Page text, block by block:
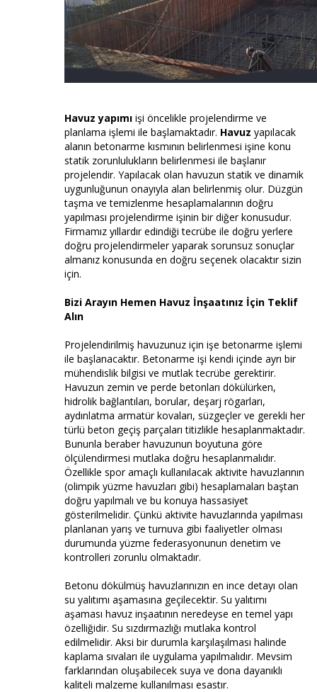
Havuz yapımı işi öncelikle projelendirme ve
planlama işlemi ile başlamaktadır. Havuz yapılacak
alanın betonarme kısmının belirlenmesi işine konu
statik zorunlulukların belirlenmesi ile başlanır
projelendir. Yapılacak olan havuzun statik ve dinamik
uygunluğunun onayıyla alan belirlenmiş olur. Düzgün
taşma ve temizlenme hesaplamalarının doğru
yapılması projelendirme işinin bir diğer konusudur.
Firmamız yıllardır edindiği tecrübe ile doğru yerlere
doğru projelendirmeler yaparak sorunsuz sonuçlar
almanız konusunda en doğru seçenek olacaktır sizin
için.
Bizi Arayın Hemen Havuz İnşaatınız İçin Teklif
Alın
Projelendirilmiş havuzunuz için işe betonarme işlemi
ile başlanacaktır. Betonarme işi kendi içinde ayrı bir
mühendislik bilgisi ve mutlak tecrübe gerektirir.
Havuzun zemin ve perde betonları dökülürken,
hidrolik bağlantıları, borular, deşarj rögarları,
aydınlatma armatür kovaları, süzgeçler ve gerekli her
türlü beton geçiş parçaları titizlikle hesaplanmaktadır.
Bununla beraber havuzunun boyutuna göre
ölçülendirmesi mutlaka doğru hesaplanmalıdır.
Özellikle spor amaçlı kullanılacak aktivite havuzlarının
(olimpik yüzme havuzları gibi) hesaplamaları baştan
doğru yapılmalı ve bu konuya hassasiyet
gösterilmelidir. Çünkü aktivite havuzlarında yapılması
planlanan yarış ve turnuva gibi faaliyetler olması
durumunda yüzme federasyonunun denetim ve
kontrolleri zorunlu olmaktadır.
Betonu dökülmüş havuzlarınızın en ince detayı olan
su yalıtımı aşamasına geçilecektir. Su yalıtımı
aşaması havuz inşaatının neredeyse en temel yapı
özelliğidir. Su sızdırmazlığı mutlaka kontrol
edilmelidir. Aksi bir durumla karşılaşılması halinde
kaplama sıvaları ile uygulama yapılmalıdır. Mevsim
farklarından oluşabilecek suya ve dona dayanıklı
kaliteli malzeme kullanılması esastır.